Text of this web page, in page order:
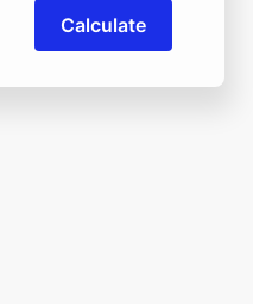
Calculate